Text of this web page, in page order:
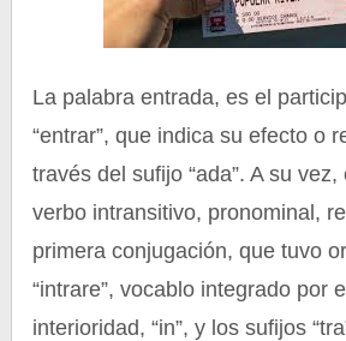
La palabra entrada, es el
“entrar”, que indica su efecto o
través del sufijo “ada”. A su
verbo intransitivo, pronominal,
primera conjugación, que tuvo
“intrare”, vocablo integrado por
interioridad, “in”, y los sufijos